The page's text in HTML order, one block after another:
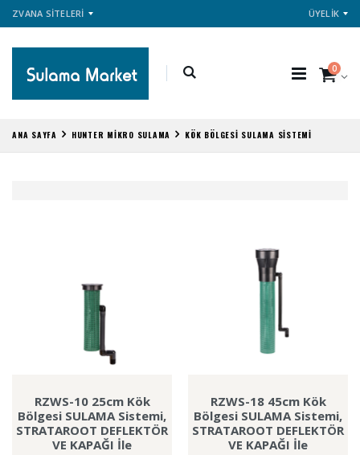
ZVANA SİTELERİ ÜYELİK
0
ANA SAYFA HUNTER MİKRO SULAMA KÖK BÖLGESİ SULAMA SİSTEMİ
RZWS-10 25cm Kök
Bölgesi SULAMA Sistemi,
STRATAROOT DEFLEKTÖR
VE KAPAĞI İle
RZWS-18 45cm Kök
Bölgesi SULAMA Sistemi,
STRATAROOT DEFLEKTÖR
VE KAPAĞI İle